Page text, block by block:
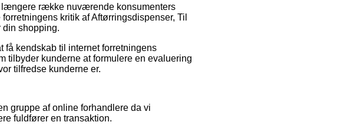
længere række nuværende konsumenters
kritik af Aftørringsdispenser, Til
shopping.
kendskab til internet forretningens
tilbyder kunderne at formulere en evaluering
tilfredse kunderne er.
gruppe af online forhandlere da vi
fuldfører en transaktion.